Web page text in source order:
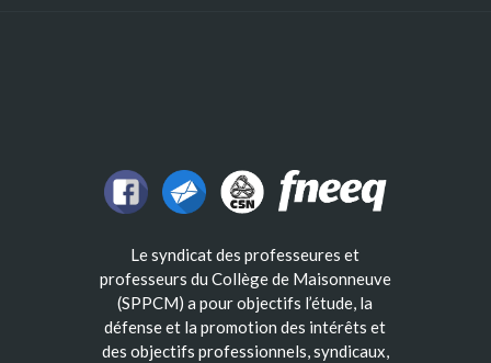
Le syndicat des professeures et
professeurs du Collège de Maisonneuve
(SPPCM) a pour objectifs l’étude, la
défense et la promotion des intérêts et
des objectifs professionnels, syndicaux,